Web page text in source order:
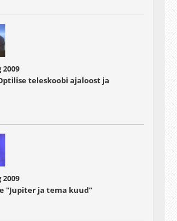
teleskoobi ajaloost ja
"Jupiter ja tema kuud"